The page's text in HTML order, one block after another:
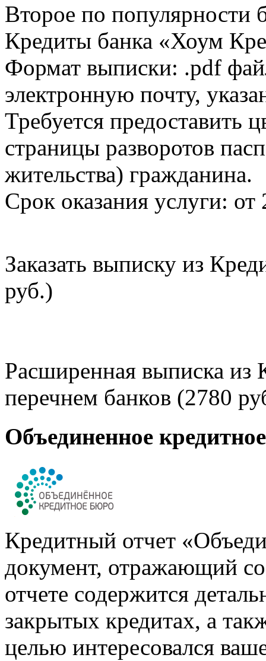
Второе по популярности
Кредиты банка «Хоум
Формат выписки: .pdf
электронную почту,
Требуется предоставить
страницы разворотов
жительства) гражданина.
Срок оказания услуги: от
Заказать выписку из
руб.)
Расширенная выписка из
перечнем банков (2780
Объединенное
Кредитный отчет
документ, отражающий
отчете содержится
закрытых кредитах, а
целью интересовался